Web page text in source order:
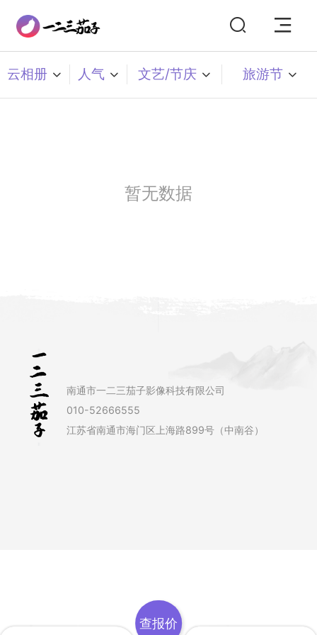
云相册 人气 文艺/节庆 旅游节
暂无数据
南通市一二三茄子影像科技有限公司
010-52666555
江苏省南通市海门区上海路899号（中南谷）
查报价